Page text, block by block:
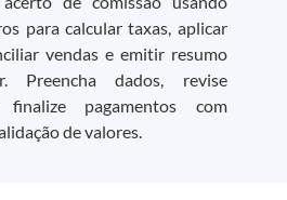
para calcular taxas, aplicar
vendas e emitir resumo
Preencha dados, revise
pagamentos com
de valores.